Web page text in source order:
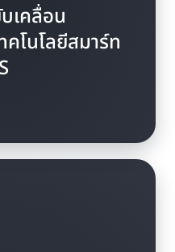
เคลื่อน
โนโลยีสมาร์ท